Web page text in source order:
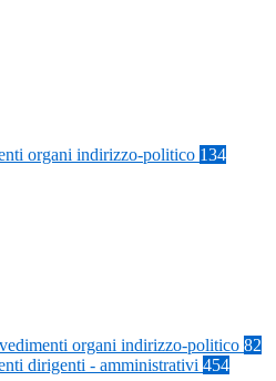
organi indirizzo-politico 134
organi indirizzo-politico 82
dirigenti - amministrativi 454